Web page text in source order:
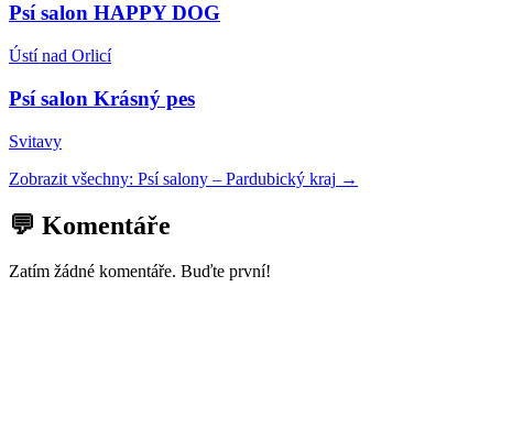
Psí salon HAPPY DOG
Ústí nad Orlicí
Psí salon Krásný pes
Svitavy
Zobrazit všechny: Psí salony – Pardubický kraj →
💬 Komentáře
Zatím žádné komentáře. Buďte první!